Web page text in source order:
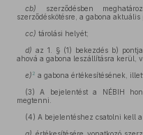
cb) szerződésben
szerződéskötésre, a gabona
cc) tárolási helyét;
d) az 1. § (1) bekezdés b)
ahová a gabona leszállításra kerül,
e) 2 a gabona értékesítésének,
(3) A bejelentést a NÉBIH
megtenni.
(4) A bejelentéshez csatolni kell